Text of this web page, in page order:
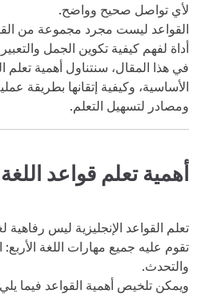
لأي تواصل صحيح وواضح.
القواعد ليست مجرد مجموعة من
أداة لفهم كيفية تكوين الجمل
في هذا المقال، سنتناول أهمية تعلم
الأساسية، وكيفية إتقانها بطريقة
ومصادر لتسهيل التعلم.
أهمية تعلم قواعد اللغة
تعلم القواعد الإنجليزية ليس
تقوم عليه جميع مهارات اللغة الأربع:
والتحدث.
ويمكن تلخيص أهمية القواعد فيما